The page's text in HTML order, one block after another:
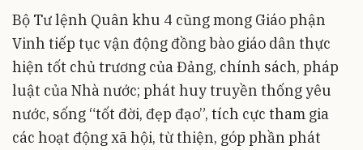
Bộ Tư lệnh Quân khu 4 cũng mong Giáo phận
Vinh tiếp tục vận động đồng bào giáo dân thực
hiện tốt chủ trương của Đảng, chính sách, pháp
luật của Nhà nước; phát huy truyền thống yêu
nước, sống “tốt đời, đẹp đạo”, tích cực tham gia
các hoạt động xã hội, từ thiện, góp phần phát